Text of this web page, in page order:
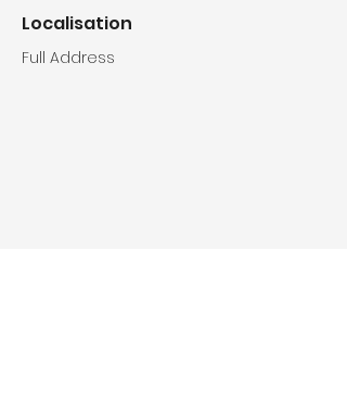
Localisation
Full Address